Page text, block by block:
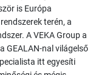
is Európa
terén, a
A VEKA Group a
GEALAN-nal világelső
itt egyesíti